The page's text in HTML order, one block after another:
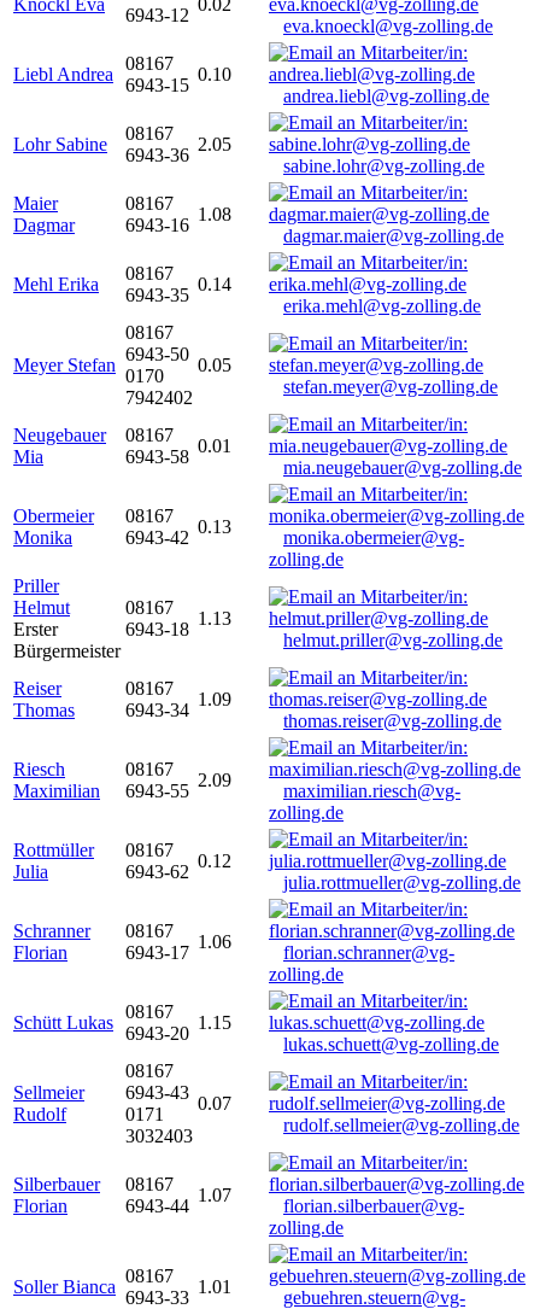
Knöckl Eva
6943-12
0.02
eva.knoeckl@vg-zolling.de
Liebl Andrea
08167
6943-15
0.10
andrea.liebl@vg-zolling.de
Lohr Sabine
08167
6943-36
2.05
sabine.lohr@vg-zolling.de
Maier
Dagmar
08167
6943-16
1.08
dagmar.maier@vg-zolling.de
Mehl Erika
08167
6943-35
0.14
erika.mehl@vg-zolling.de
Meyer Stefan
08167
6943-50
0170
7942402
0.05
stefan.meyer@vg-zolling.de
Neugebauer
Mia
08167
6943-58
0.01
mia.neugebauer@vg-zolling.de
Obermeier
Monika
08167
6943-42
0.13
monika.obermeier@vg-
zolling.de
Priller
Helmut
Erster
Bürgermeister
08167
6943-18
1.13
helmut.priller@vg-zolling.de
Reiser
Thomas
08167
6943-34
1.09
thomas.reiser@vg-zolling.de
Riesch
Maximilian
08167
6943-55
2.09
maximilian.riesch@vg-
zolling.de
Rottmüller
Julia
08167
6943-62
0.12
julia.rottmueller@vg-zolling.de
Schranner
Florian
08167
6943-17
1.06
florian.schranner@vg-
zolling.de
Schütt Lukas
08167
6943-20
1.15
lukas.schuett@vg-zolling.de
Sellmeier
Rudolf
08167
6943-43
0171
3032403
0.07
rudolf.sellmeier@vg-zolling.de
Silberbauer
Florian
08167
6943-44
1.07
florian.silberbauer@vg-
zolling.de
Soller Bianca
08167
6943-33
1.01
gebuehren.steuern@vg-